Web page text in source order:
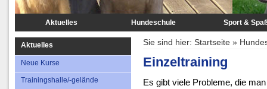
Aktuelles
Neue Kurse
Trainingshalle/-gelände
Nds. Hundegesetz
Hundeschule
Kurssystem
Gruppentraining
Sport &
Agility
Aktuelles
Neue Kurse
Trainingshalle/-gelände
Sie sind hier: Startseite »
Einzeltraining
Es gibt viele Probleme, die